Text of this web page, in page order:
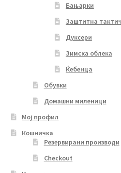
Бањарки
Заштитна
Дуксери
Зимска облека
Ќебенца
Обувки
Домашни миленици
Мој профил
Кошничка
Резервирани производи
Checkout